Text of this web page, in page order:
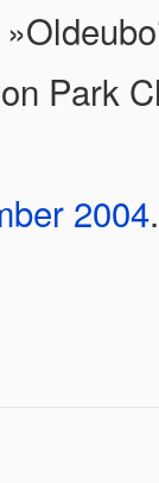
Park
2004.